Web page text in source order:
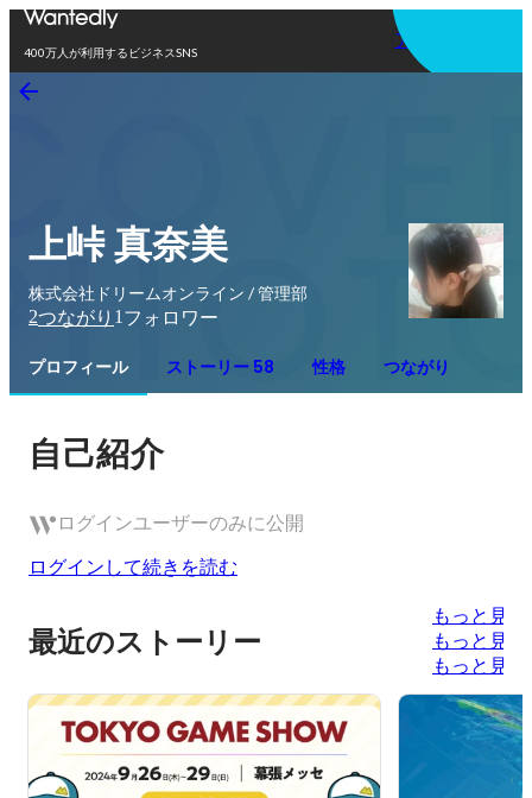
400万人が利用するビジネスSNS
アプリを使う
上峠 真奈美
株式会社ドリームオンライン / 管理部
2つながり 1 フォロワー
プロフィール ストーリー 58 性格 つながり
自己紹介
ログインユーザーのみに公開
ログインして続きを読む
最近のストーリー
もっと見る
もっと見る
もっと見る